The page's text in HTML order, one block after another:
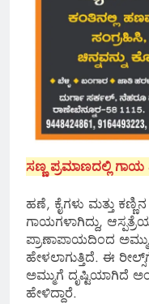
ಸಣ್ಣ ಪ್ರಮಾಣದಲ್ಲಿ
ಹಣೆ, ಕೈಗಳು ಮತ್ತು
ಗಾಯಗಳಾಗಿದ್ದು,
ಪ್ರಾಣಾಪಾಯದಿಂದ
ಹೇಳಲಾಗುತ್ತಿದೆ. ಈ
ಅಮ್ಮುಗೆ ದೃಷ್ಟಿಯಾಗಿದೆ
ಹೇಳಿದ್ದಾರೆ.